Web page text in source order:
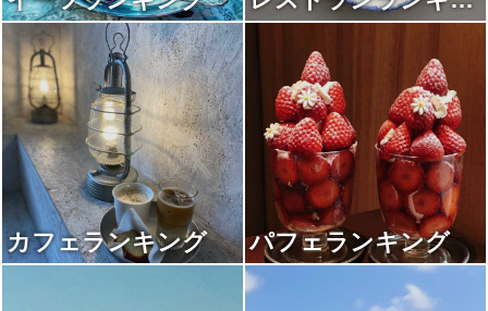
カフェランキング パフェランキング